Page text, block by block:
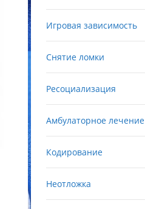
Игровая зависимость
Снятие ломки
Ресоциализация
Амбулаторное лечение
Кодирование
Неотложка